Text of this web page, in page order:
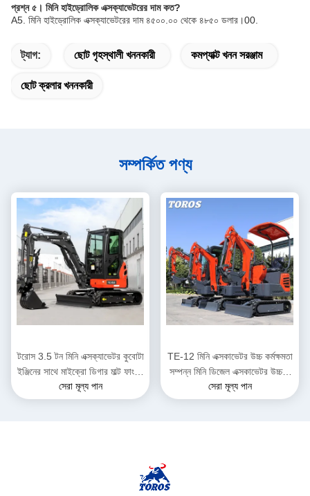
প্রশ্ন ৫। মিনি হাইড্রোলিক এক্সক্যাভেটরের দাম কত?
A5. মিনি হাইড্রোলিক এক্সক্যাভেটরের দাম ৪৫০০.০০ থেকে ৪৮৫০ ডলার।00.
ট্যাগ: ছোট গৃহস্থালী খননকারী কমপ্যাক্ট খনন সরঞ্জাম
ছোট ক্রলার খননকারী
সম্পর্কিত পণ্য
টরোস 3.5 টন মিনি এক্সক্যাভেটর কুবোটা
ইঞ্জিনের সাথে মাইক্রো ডিগার মাল্ট ফাংশন
ব্যাগার
সেরা মূল্য পান
TE-12 মিনি এক্সকাভেটর উচ্চ কর্মক্ষমতা
সম্পন্ন মিনি ডিজেল এক্সকাভেটর উচ্চতা
2285 মিমি পৌরসভা কাজের জন্য
সেরা মূল্য পান